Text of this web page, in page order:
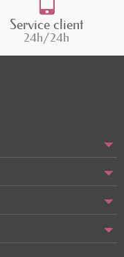
Service client
24h/24h